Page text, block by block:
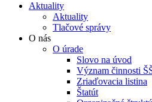
Aktuality
Aktuality
Tlačové správy
O nás
O úrade
Slovo na úvod
Význam činnosti
Zriaďovacia listina
Štatút